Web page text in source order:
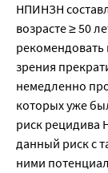
НПИНЗН
возрасте ≥ 50
рекомендовать
зрения
немедленно
которых уже
риск рецидива
данный риск с
ними